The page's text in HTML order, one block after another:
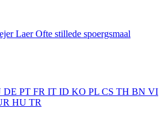
LaerOfte stillede spoergsmaal
DE PT FR IT ID KO PL CS TH BN VI
HU TR